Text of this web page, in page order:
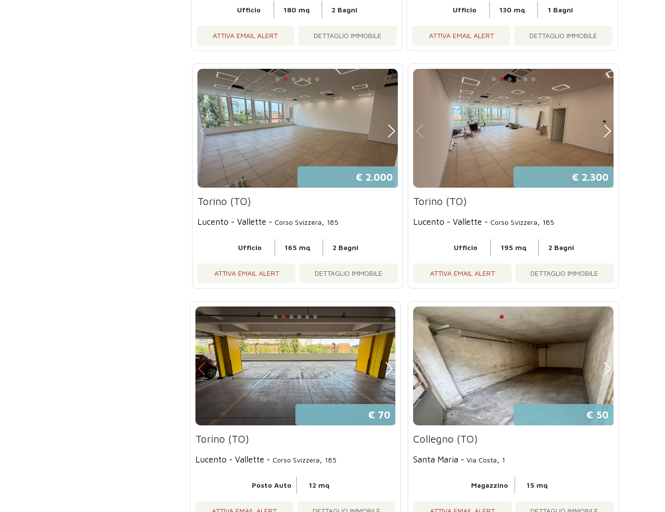
Ufficio 180 mq 2 Bagni
ATTIVA EMAIL ALERT DETTAGLIO IMMOBILE
Ufficio 130 mq 1 Bagni
ATTIVA EMAIL ALERT DETTAGLIO IMMOBILE
€ 2.000
Torino (TO)
Lucento - Vallette - Corso Svizzera, 185
Ufficio 165 mq 2 Bagni
ATTIVA EMAIL ALERT DETTAGLIO IMMOBILE
€ 2.300
Torino (TO)
Lucento - Vallette - Corso Svizzera, 185
Ufficio 195 mq 2 Bagni
ATTIVA EMAIL ALERT DETTAGLIO IMMOBILE
€ 70
Torino (TO)
Lucento - Vallette - Corso Svizzera, 185
Posto Auto 12 mq
€ 50
Collegno (TO)
Santa Maria -Via Costa, 1
Magazzino 15 mq